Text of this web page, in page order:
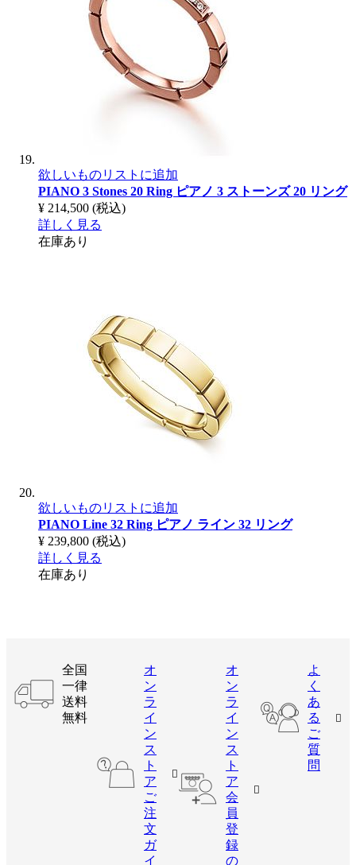
欲しいものリストに追加
PIANO 3 Stones 20 Ring ピアノ 3 ストーンズ 20 リング
¥ 214,500 (税込)
詳しく見る
在庫あり
欲しいものリストに追加
PIANO Line 32 Ring ピアノ ライン 32 リング
¥ 239,800 (税込)
詳しく見る
在庫あり
全国
一律
送料
無料
オ
ン
ラ
イ
ン
ス
ト
ア
ご
注
文
ガ
イ
オ
ン
ラ
イ
ン
ス
ト
ア
会
員
登
録
の
よ
く
あ
る
ご
質
問